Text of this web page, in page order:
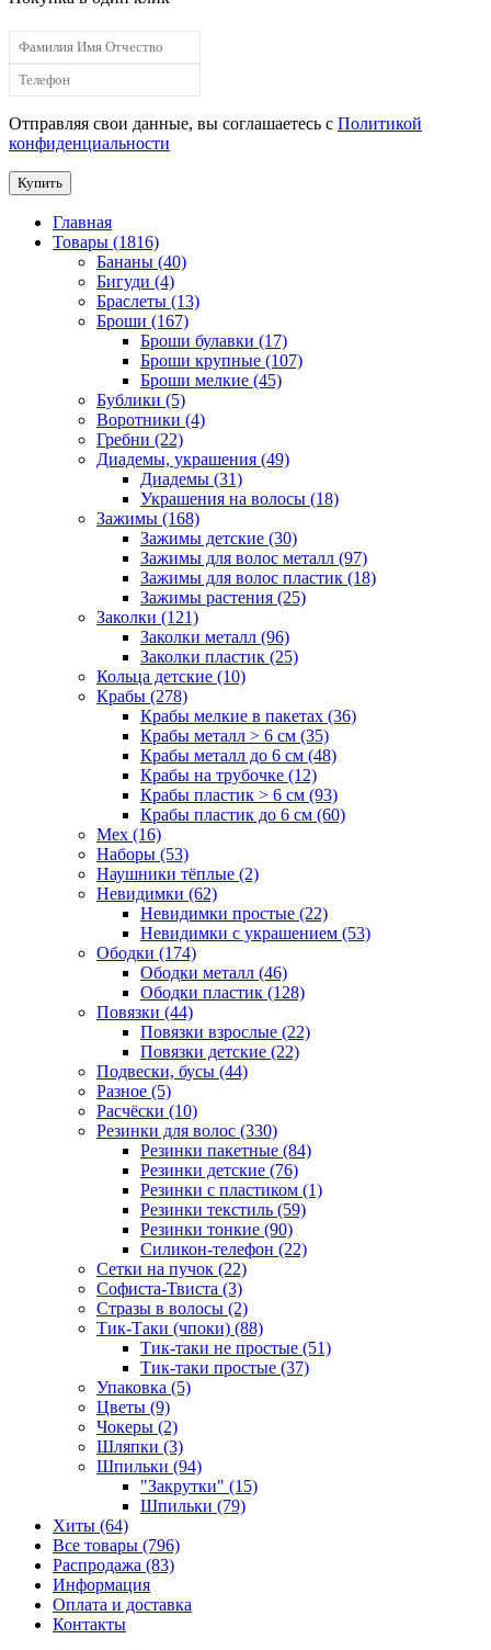
Отправляя свои данные, вы соглашаетесь с Политикой
конфиденциальности
Купить
Главная
Товары (1816)
Бананы (40)
Бигуди (4)
Браслеты (13)
Броши (167)
Броши булавки (17)
Броши крупные (107)
Броши мелкие (45)
Бублики (5)
Воротники (4)
Гребни (22)
Диадемы, украшения (49)
Диадемы (31)
Украшения на волосы (18)
Зажимы (168)
Зажимы детские (30)
Зажимы для волос металл (97)
Зажимы для волос пластик (18)
Зажимы растения (25)
Заколки (121)
Заколки металл (96)
Заколки пластик (25)
Кольца детские (10)
Крабы (278)
Крабы мелкие в пакетах (36)
Крабы металл > 6 см (35)
Крабы металл до 6 см (48)
Крабы на трубочке (12)
Крабы пластик > 6 см (93)
Крабы пластик до 6 см (60)
Мех (16)
Наборы (53)
Наушники тёплые (2)
Невидимки (62)
Невидимки простые (22)
Невидимки с украшением (53)
Ободки (174)
Ободки металл (46)
Ободки пластик (128)
Повязки (44)
Повязки взрослые (22)
Повязки детские (22)
Подвески, бусы (44)
Разное (5)
Расчёски (10)
Резинки для волос (330)
Резинки пакетные (84)
Резинки детские (76)
Резинки с пластиком (1)
Резинки текстиль (59)
Резинки тонкие (90)
Силикон-телефон (22)
Сетки на пучок (22)
Софиста-Твиста (3)
Стразы в волосы (2)
Тик-Таки (чпоки) (88)
Тик-таки не простые (51)
Тик-таки простые (37)
Упаковка (5)
Цветы (9)
Чокеры (2)
Шляпки (3)
Шпильки (94)
"Закрутки" (15)
Шпильки (79)
Хиты (64)
Все товары (796)
Распродажа (83)
Информация
Оплата и доставка
Контакты